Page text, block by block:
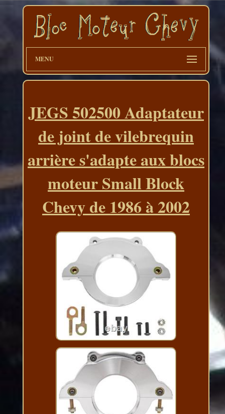
MENU
JEGS 502500 Adaptateur
de joint de vilebrequin
arrière s'adapte aux blocs
moteur Small Block
Chevy de 1986 à 2002